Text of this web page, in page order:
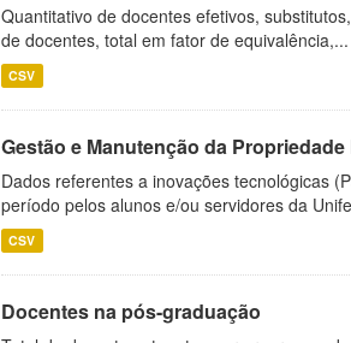
Quantitativo de docentes efetivos,
de docentes, total em fator de equivalência,...
CSV
Gestão e Manutenção da
Dados referentes a inovações tecnológicas
período pelos alunos e/ou servidores da
CSV
Docentes na pós-graduação